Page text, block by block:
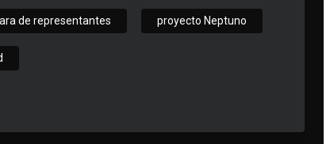
de representantes proyecto Neptuno